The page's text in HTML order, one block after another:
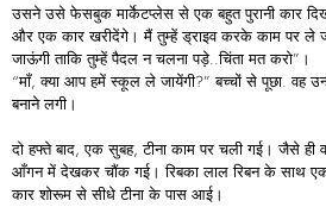
उसने उसे फेसबुक मार्केटप्लेस से एक बहुत पुरानी कार
और एक कार खरीदेंगे। मैं तुम्हें ड्राइव करके काम पर ले
जाऊंगी ताकि तुम्हें पैदल न चलना पड़े..चिंता मत करो”।
“माँ, क्या आप हमें स्कूल ले जायेंगी?” बच्चों से पूछा. वह
बनाने लगी।
दो हफ्ते बाद, एक सुबह, टीना काम पर चली गई। जैसे ही
आँगन में देखकर चौंक गई। रिबका लाल रिबन के साथ
कार शोरूम से सीधे टीना के पास आई।